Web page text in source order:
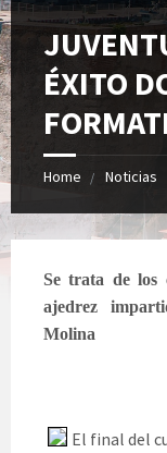
ÉXITO
Home Noticias
Se trata de los
ajedrez
Molina
El final del